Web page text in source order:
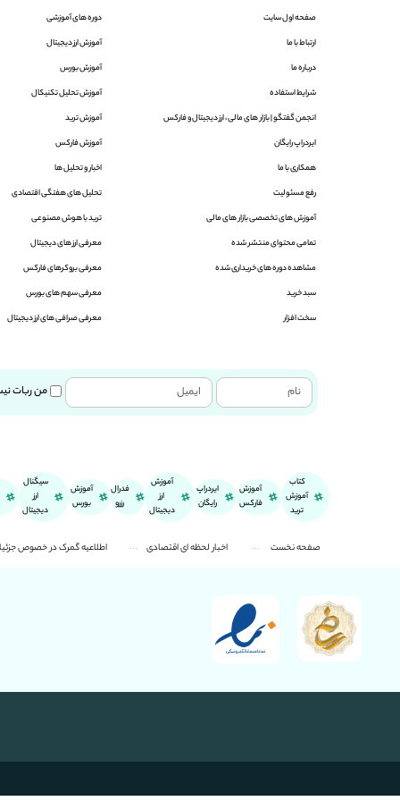
صفحه اول سایت
ارتباط با ما
درباره ما
شرایط استفاده
انجمن گفتگو |‌ بازار های مالی ، ارز دیجیتال و فارکس
ایردراپ رایگان
همکاری با ما
رفع مسئولیت
آموزش های تخصصی بازار های مالی
تمامی محتوای منتشر شده
مشاهده دوره های خریداری شده
سبد خرید
سخت افزار
دوره های آموزشی
آموزش ارز دیجیتال
آموزش بورس
آموزش تحلیل تکنیکال
آموزش ترید
آموزش فارکس
اخبار و تحلیل ها
تحلیل های هفتگی اقتصادی
ترید با هوش مصنوعی
معرفی ارز های دیجیتال
معرفی بروکرهای فارکس
معرفی سهم های بورس
معرفی صرافی های ارز دیجیتال
من ربات
کتاب
آموزش
ترید
آموزش
فارکس
ایردراپ
رایگان
آموزش
ارز
دیجیتال
فدرال
رزرو
آموزش
بورس
سیگنال
ارز
دیجیتال
صفحه نخست اخبار لحظه ای اقتصادی اطلاعیه گمرک در خصوص